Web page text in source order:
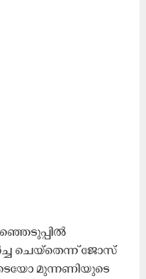
ചെയ്തെന്ന് ജോസ്
മുന്നണിയുടെ